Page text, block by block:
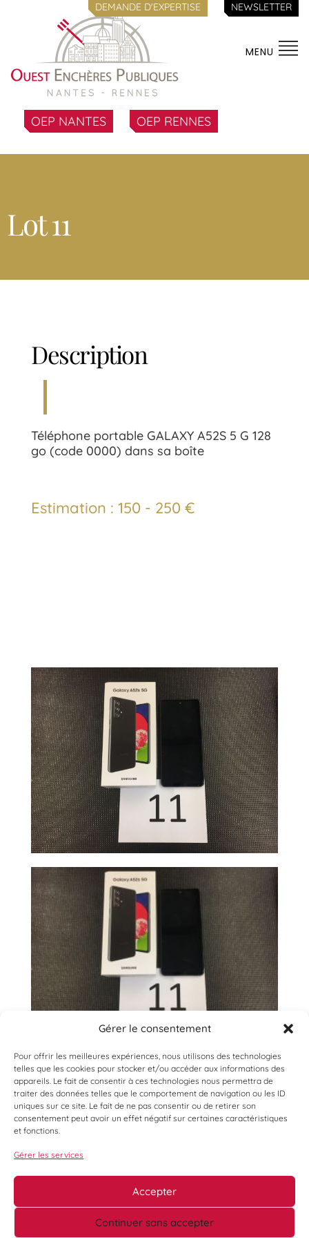
Gérer le consentement
Pour offrir les meilleures expériences, nous utilisons des technologies
telles que les cookies pour stocker et/ou accéder aux informations des
appareils. Le fait de consentir à ces technologies nous permettra de
traiter des données telles que le comportement de navigation ou les ID
uniques sur ce site. Le fait de ne pas consentir ou de retirer son
consentement peut avoir un effet négatif sur certaines caractéristiques
et fonctions.
Gérer les services
Accepter
Continuer sans accepter
DEMANDE D'EXPERTISE NEWSLETTER
MENU
OEP NANTES OEP RENNES
Lot 11
Description
Téléphone portable GALAXY A52S 5 G 128
go (code 0000) dans sa boîte
Estimation : 150 - 250 €